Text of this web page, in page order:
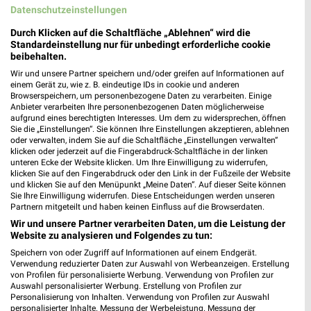
MEHR PROSPEKTE
Datenschutzeinstellungen
Durch Klicken auf die Schaltfläche „Ablehnen“ wird die
Standardeinstellung nur für unbedingt erforderliche cookie
beibehalten.
Wir und unsere Partner speichern und/oder greifen auf Informationen auf
einem Gerät zu, wie z. B. eindeutige IDs in cookie und anderen
Browserspeichern, um personenbezogene Daten zu verarbeiten. Einige
Anbieter verarbeiten Ihre personenbezogenen Daten möglicherweise
aufgrund eines berechtigten Interesses. Um dem zu widersprechen, öffnen
Sie die „Einstellungen“. Sie können Ihre Einstellungen akzeptieren, ablehnen
oder verwalten, indem Sie auf die Schaltfläche „Einstellungen verwalten“
klicken oder jederzeit auf die Fingerabdruck-Schaltfläche in der linken
unteren Ecke der Website klicken. Um Ihre Einwilligung zu widerrufen,
klicken Sie auf den Fingerabdruck oder den Link in der Fußzeile der Website
und klicken Sie auf den Menüpunkt „Meine Daten“. Auf dieser Seite können
Sie Ihre Einwilligung widerrufen. Diese Entscheidungen werden unseren
Partnern mitgeteilt und haben keinen Einfluss auf die Browserdaten.
Wir und unsere Partner verarbeiten Daten, um die Leistung der
Website zu analysieren und Folgendes zu tun:
Speichern von oder Zugriff auf Informationen auf einem Endgerät.
Verwendung reduzierter Daten zur Auswahl von Werbeanzeigen. Erstellung
von Profilen für personalisierte Werbung. Verwendung von Profilen zur
Auswahl personalisierter Werbung. Erstellung von Profilen zur
Personalisierung von Inhalten. Verwendung von Profilen zur Auswahl
personalisierter Inhalte. Messung der Werbeleistung. Messung der